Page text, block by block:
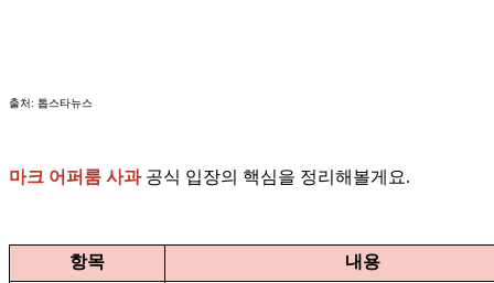
출처: 톱스타뉴스
마크 어퍼룸 사과공식 입장의 핵심을 정리해볼게요.
항목 내용